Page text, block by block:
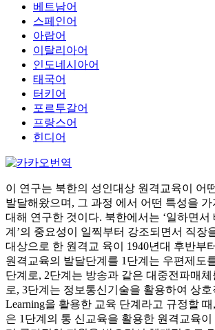
베트남어
스페인어
아랍어
이탈리아어
인도네시아어
태국어
터키어
포르투갈어
프랑스어
힌디어
이 연구는 북한의 성인대상 원격교육이 어
발달해왔으며, 그 과정 에서 어떤 특성을 가
대해 연구한 것이다. 북한에서는 ‘일하면서
계’의 중요성이 일찍부터 강조되면서 직장
대상으로 한 원격교 육이 1940년대 후반부
원격교육의 발달단계를 1단계는 우편제도
단계로, 2단계는 방송과 같은 대중전파매체
로, 3단계는 정보통신기술을 활용하여 상
Learning을 활용한 교육 단계라고 규정할
은 1단계의 통 신교육을 활용한 원격교육이